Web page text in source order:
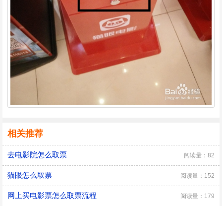
相关推荐
去电影院怎么取票 阅读量：82
猫眼怎么取票 阅读量：152
网上买电影票怎么取票流程 阅读量：179